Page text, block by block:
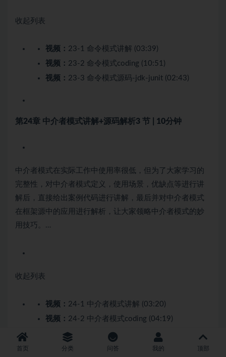
收起列表
视频： 23-1 命令模式讲解 (03:39)
视频： 23-2 命令模式coding (10:51)
视频： 23-3 命令模式源码-jdk-junit (02:43)
第24章 中介者模式讲解+源码解析3 节 | 10分钟
中介者模式在实际工作中使用率很低，但为了大家学习的
完整性，对中介者模式定义，使用场景，优缺点等进行讲
解后，直接给出案例代码进行讲解，最后并对中介者模式
在框架源中的应用进行解析，让大家领略中介者模式的妙
用技巧。…
收起列表
视频： 24-1 中介者模式讲解 (03:20)
视频： 24-2 中介者模式coding (04:19)
视频：24-3 中介者源码-jdk (02:08)
首页 分类 问答 我的 顶部